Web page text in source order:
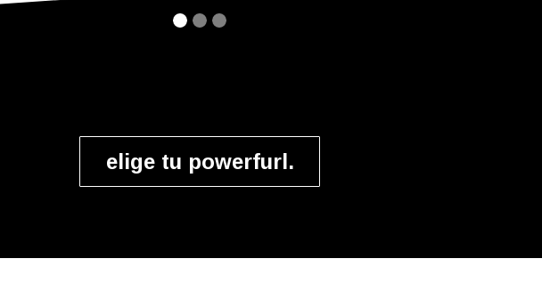
elige tu powerfurl.